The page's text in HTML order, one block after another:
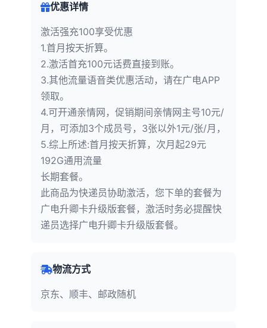
优惠详情
激活强充100享受优惠
1.首月按天折算。
2.激活首充100元话费直接到账。
3.其他流量语音类优惠活动，请在广电APP
领取。
4.可开通亲情网，促销期间亲情网主号10元/
月，可添加3个成员号，3张以外1元/张/月，
5.综上所述:首月按天折算，次月起29元
192G通用流量
长期套餐。
此商品为快递员协助激活，您下单的套餐为
广电升卿卡升级版套餐，激活时务必提醒快
递员选择广电升卿卡升级版套餐。
物流方式
京东、顺丰、邮政随机